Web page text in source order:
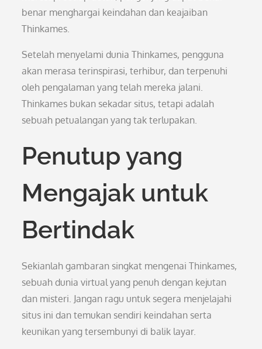
benar menghargai keindahan dan keajaiban
Thinkames.
Setelah menyelami dunia Thinkames, pengguna
akan merasa terinspirasi, terhibur, dan terpenuhi
oleh pengalaman yang telah mereka jalani.
Thinkames bukan sekadar situs, tetapi adalah
sebuah petualangan yang tak terlupakan.
Penutup yang
Mengajak untuk
Bertindak
Sekianlah gambaran singkat mengenai Thinkames,
sebuah dunia virtual yang penuh dengan kejutan
dan misteri. Jangan ragu untuk segera menjelajahi
situs ini dan temukan sendiri keindahan serta
keunikan yang tersembunyi di balik layar.